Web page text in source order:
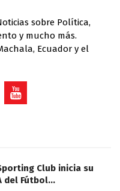
sobre Política,
y mucho más.
Ecuador y el
Club inicia su
del Fútbol…